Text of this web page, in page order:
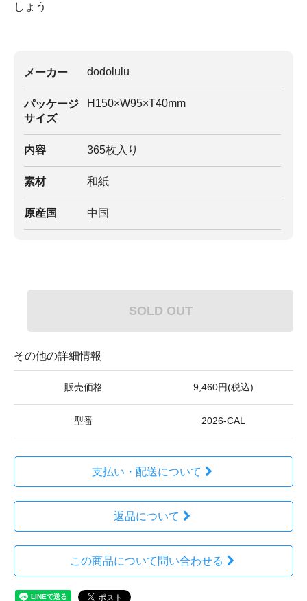
しょう
メーカー dodolulu
パッケージ
サイズ
H150×W95×T40mm
内容 365枚入り
素材 和紙
原産国 中国
SOLD OUT
その他の詳細情報
販売価格 9,460円(税込)
型番 2026-CAL
支払い・配送について
返品について
この商品について問い合わせる